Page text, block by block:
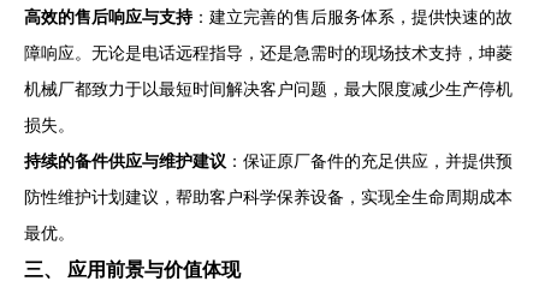
高效的售后响应与支持：建立完善的售后服务体系，提供快速的故
障响应。无论是电话远程指导，还是急需时的现场技术支持，坤菱
机械厂都致力于以最短时间解决客户问题，最大限度减少生产停机
损失。
持续的备件供应与维护建议 ：保证原厂备件的充足供应，并提供预
防性维护计划建议，帮助客户科学保养设备，实现全生命周期成本
最优。
三、 应用前景与价值体现